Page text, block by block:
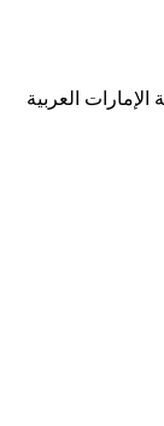
العربية